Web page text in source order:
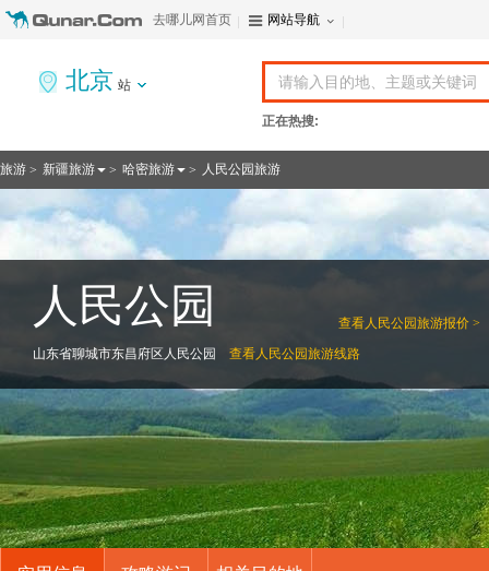
去哪儿网首页 网站导航
北京 站
正在热搜:
旅游 > 新疆旅游 > 哈密旅游 > 人民公园旅游
查看人民公园旅游报价 >
人民公园
山东省聊城市东昌府区人民公园 查看人民公园旅游线路